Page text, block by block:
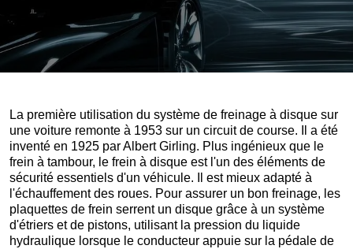
La première utilisation du système de freinage à disque sur
une voiture remonte à 1953 sur un circuit de course. Il a été
inventé en 1925 par Albert Girling. Plus ingénieux que le
frein à tambour, le frein à disque est l'un des éléments de
sécurité essentiels d'un véhicule. Il est mieux adapté à
l'échauffement des roues. Pour assurer un bon freinage, les
plaquettes de frein serrent un disque grâce à un système
d'étriers et de pistons, utilisant la pression du liquide
hydraulique lorsque le conducteur appuie sur la pédale de